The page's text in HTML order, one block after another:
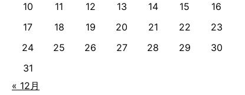
10
11 12 13 14 15
16
17
18 19 20 21 22
23
24
25 26 27 28 29
30
31
« 12月